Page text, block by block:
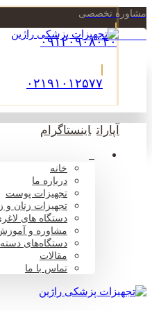
مشاوره تخصصی
۰۲۱-۲۲۹۰۰۷۵۶
۰۹۱۲۰۹۰۸۰۴۰
۰۲۱۹۱۰۱۲۵۷۷
آپارات اینستاگرام
خانه
درباره ما
تجهیزات پوست
تجهیزات زنان و
دستگاه های
مشاوره و
دستگاه‌های
مقالات
تماس با ما